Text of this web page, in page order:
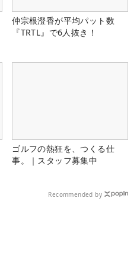
仲宗根澄香が平均パット数
『TRTL』で6人抜き！
ゴルフの熱狂を、つくる仕
事。｜スタッフ募集中
Recommended by